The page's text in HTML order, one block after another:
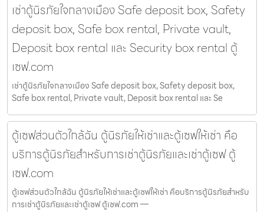
เช่าตู้นิรภัยใจกลางเมือง Safe deposit box, Safety
deposit box, Safe box rental, Private vault,
Deposit box rental และ Security box rental ตู้
เซฟ.com
เช่าตู้นิรภัยใจกลางเมือง Safe deposit box, Safety deposit box,
Safe box rental, Private vault, Deposit box rental และ Se
ตู้เซฟส่วนตัวใกล้ฉัน ตู้นิรภัยให้เช่าและตู้เซฟให้เช่า คือ
บริการตู้นิรภัยสำหรับการเช่าตู้นิรภัยและเช่าตู้เซฟ ตู้
เซฟ.com
ตู้เซฟส่วนตัวใกล้ฉัน ตู้นิรภัยให้เช่าและตู้เซฟให้เช่า คือบริการตู้นิรภัยสำหรับ
การเช่าตู้นิรภัยและเช่าตู้เซฟ ตู้เซฟ.com —